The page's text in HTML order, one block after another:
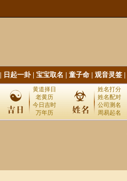
日起一卦| 宝宝取名 童子命 观音灵签
黄道择日
老黄历
今日吉时
万年历
姓名打分
姓名配对
公司测名
周易起名